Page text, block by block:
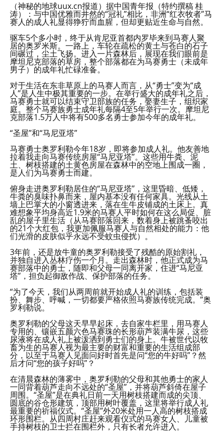
（神秘的地球uux.cn报道）据中国青年报（特约撰稿 桂
涛）：与中国优雅而井然的“冠礼”相比，非洲“红衣牧者”马
赛人的成人礼显得狰狞而血腥，但却更贴近生命与自然。
驱车5个多小时，终于从肯尼亚首都内罗毕来到马赛人聚
居的奥罗米斯。一路上，车轮在疏松的黄土与苍白的石子
间碾过，尘土飞扬。进入一片森林后，展现在我们眼前是
摩坦尼克部落的草房，整个部落都在为马赛勇士（未成年
男子）的成年礼忙碌准备。
对于生活在东非草原上的马赛人而言，从“勇士”变为“成
人”是人生中极其重要的一步。在举行盛大的成年礼之后，
马赛勇士就可以结束守卫部族的任务，娶妻生子，组织家
庭。整个马赛族勇士成年礼每隔4至5年举行一次。摩坦尼
克部落1.5万人中将有500多名勇士参加今年的成年礼。
“圣屋”和“马尼亚塔”
马赛勇士奥罗利勒今年18岁，即将参加成人礼。他友善地
拉着我走向马赛传统房屋“马尼亚塔”。这些用牛粪、泥
土、树枝搭建的土黄色房屋在森林中的空地上围成一圈，
是人们为马赛勇士而建。
俯身走进奥罗利勒居住的“马尼亚塔”，这里昏暗、低矮，
牛粪的臭味扑鼻而来，屋内基本没有任何家具。光线从土
墙上巴掌大的小窗透进来，落在生牛皮铺成的土床上。真
难想象平均身高近1.9米的马赛人平时如何在这么局促、脏
乱的屋子里生活（从马赛部落回来，数着身上被跳蚤咬出
的21个大红包，我更加佩服马赛人与自然相处的能力：他
们光滑的皮肤似乎永远不受蚊虫侵扰）。
3年前，还是放牛童的奥罗利勒接受了残酷的原始割礼，
并独自进入丛林疗伤一个月。走出森林时，他正式成为马
赛部落中的勇士，随即和父母一同离开家，住进“马尼亚
塔”，担负起御敌作战、保护部落的任务。
“为了今天，我们从两周前就开始成人礼的训练，包括装
扮、舞步、呼喊，一切都要严格依照马赛族传统完成。”奥
罗利勒说。
奥罗利勒的父母这天早早起床，去自家牛栏里，用马赛人
专用的、镶嵌五颜六色马赛珠的长形葫芦装满牛尿，这些
尿液将在成人礼上被泼洒到勇士们的身上。牛被世代以牧
畜为生的马赛人视为最主要的财富和重要的生活组成部
分，以至于马赛人见面问好时首先是问“您的牛好吗”？然
后才问“您的孩子好吗”？
在清晨森林的薄雾中，奥罗利勒的父母和其他勇士的家人
一同背着葫芦走向不远处的“圣屋”，并将葫芦斜倚在屋子
周围。“圣屋”是在典礼日前一天用树枝搭建而成的尖顶、
圆底的谷仓形建筑，顶部用树叶覆盖，这里将举行成人礼
最重要的祈福仪式。“圣屋”外20米处用一人高的树枝搭成
环形围栏。从四周村庄赶来观看仪式的马赛女人、儿童被
手持树枝的卫士拦在围栏外，只有长者允许进入。